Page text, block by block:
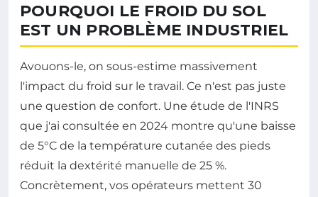
POURQUOI LE FROID DU SOL
EST UN PROBLÈME INDUSTRIEL
Avouons-le, on sous-estime massivement
l'impact du froid sur le travail. Ce n'est pas juste
une question de confort. Une étude de l'INRS
que j'ai consultée en 2024 montre qu'une baisse
de 5°C de la température cutanée des pieds
réduit la dextérité manuelle de 25 %.
Concrètement, vos opérateurs mettent 30